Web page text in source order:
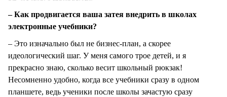
– Как продвигается ваша затея внедрить в школах
электронные учебники?
– Это изначально был не бизнес-план, а скорее
идеологический шаг. У меня самого трое детей, и я
прекрасно знаю, сколько весит школьный рюкзак!
Несомненно удобно, когда все учебники сразу в одном
планшете, ведь ученики после школы зачастую сразу